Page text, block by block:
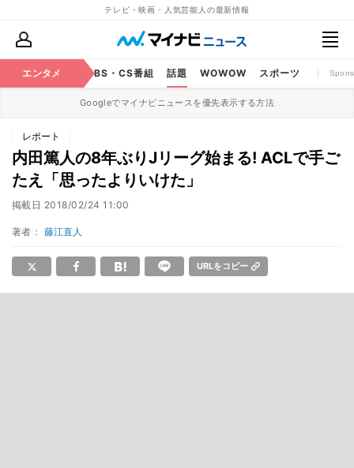
テレビ・映画・人気芸能人の最新情報
エンタメ
映画 YouTube BS・CS番組 話題 WOWOW スポーツ
Googleでマイナビニュースを優先表示する方法
レポート
内田篤人の8年ぶりJリーグ始まる! ACLで手ご
たえ「思ったよりいけた」
掲載日 2018/02/24 11:00
著者： 藤江直人
URLをコピー